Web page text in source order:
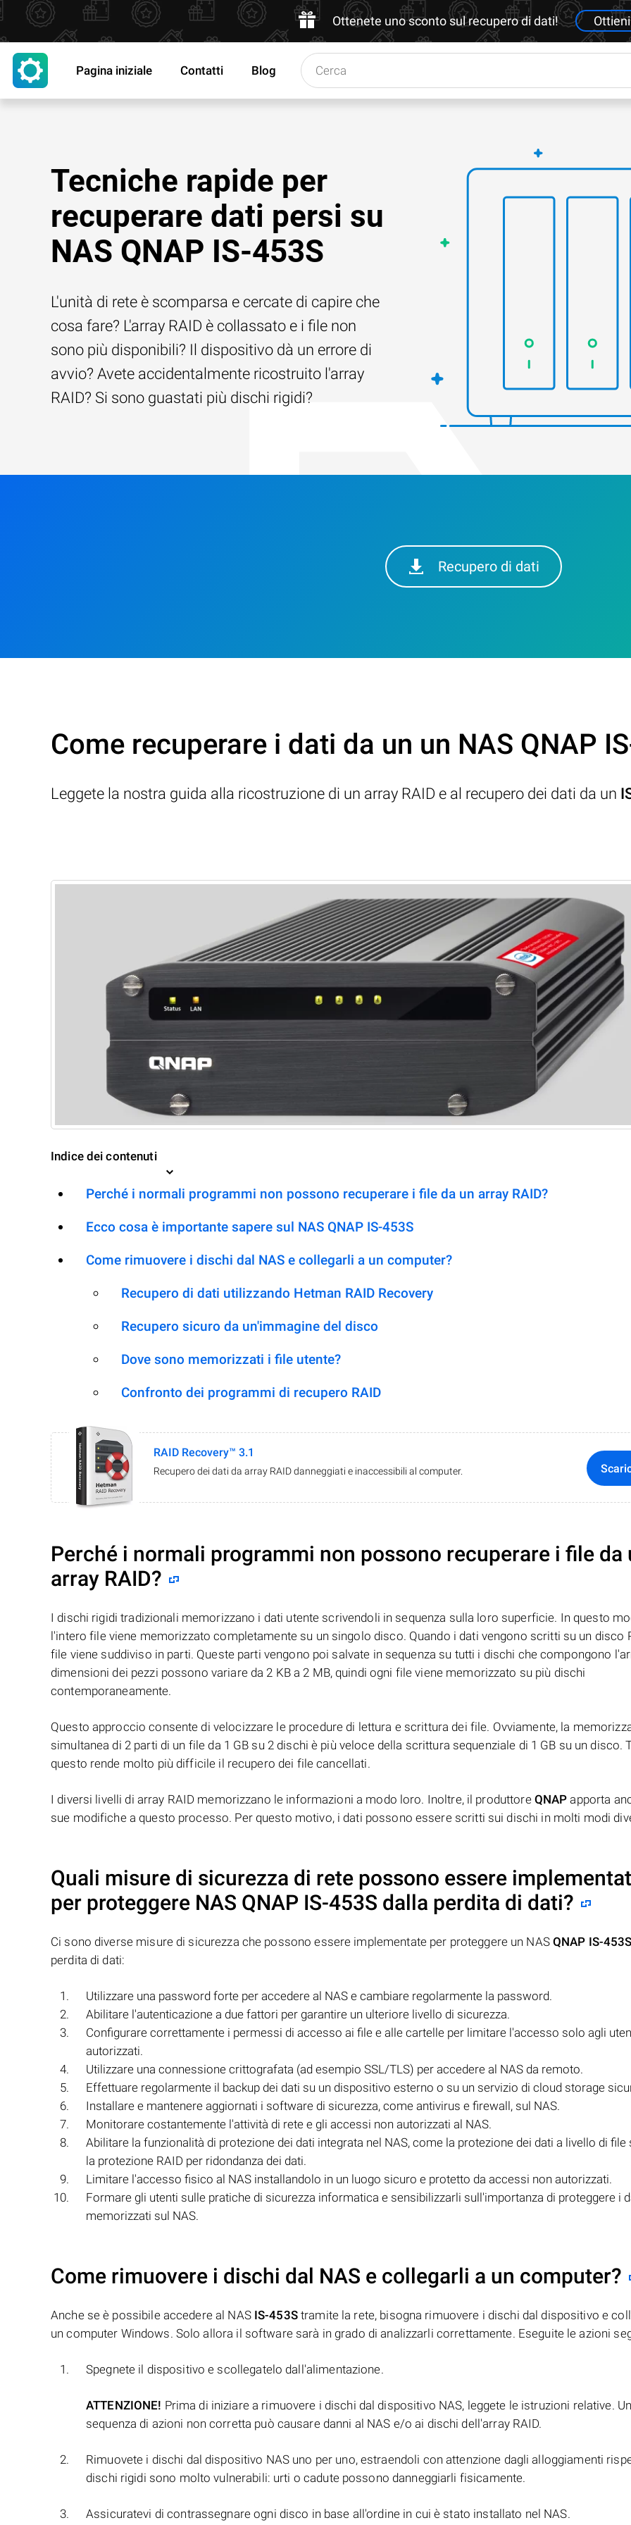
Ottenete uno sconto sul recupero di dati! Ottieni
Pagina iniziale Contatti Blog
Tecniche rapide per
recuperare dati persi su
NAS QNAP IS-453S
L'unità di rete è scomparsa e cercate di capire che
cosa fare? L'array RAID è collassato e i file non
sono più disponibili? Il dispositivo dà un errore di
avvio? Avete accidentalmente ricostruito l'array
RAID? Si sono guastati più dischi rigidi?
Recupero di dati
Come recuperare i dati da un un NAS QNAP
Leggete la nostra guida alla ricostruzione di un array RAID e al recupero dei dati da un
Indice dei contenuti
Perché i normali programmi non possono recuperare i file da un array RAID?
Ecco cosa è importante sapere sul NAS QNAP IS-453S
Come rimuovere i dischi dal NAS e collegarli a un computer?
Recupero di dati utilizzando Hetman RAID Recovery
Recupero sicuro da un'immagine del disco
Dove sono memorizzati i file utente?
Confronto dei programmi di recupero RAID
RAID Recovery™ 3.1
Recupero dei dati da array RAID danneggiati e inaccessibili al computer.
Perché i normali programmi non possono recuperare i file da
array RAID?
I dischi rigidi tradizionali memorizzano i dati utente scrivendoli in sequenza sulla loro superficie. In questo
l'intero file viene memorizzato completamente su un singolo disco. Quando i dati vengono scritti su un disco
file viene suddiviso in parti. Queste parti vengono poi salvate in sequenza su tutti i dischi che compongono
dimensioni dei pezzi possono variare da 2 KB a 2 MB, quindi ogni file viene memorizzato su più dischi
contemporaneamente.
Questo approccio consente di velocizzare le procedure di lettura e scrittura dei file. Ovviamente, la
simultanea di 2 parti di un file da 1 GB su 2 dischi è più veloce della scrittura sequenziale di 1 GB su un disco.
questo rende molto più difficile il recupero dei file cancellati.
I diversi livelli di array RAID memorizzano le informazioni a modo loro. Inoltre, il produttore QNAP apporta
sue modifiche a questo processo. Per questo motivo, i dati possono essere scritti sui dischi in molti modi
Quali misure di sicurezza di rete possono essere
per proteggere NAS QNAP IS-453S dalla perdita di dati?
Ci sono diverse misure di sicurezza che possono essere implementate per proteggere un NAS QNAP IS-453S
perdita di dati:
Utilizzare una password forte per accedere al NAS e cambiare regolarmente la password.
Abilitare l'autenticazione a due fattori per garantire un ulteriore livello di sicurezza.
Configurare correttamente i permessi di accesso ai file e alle cartelle per limitare l'accesso solo agli
autorizzati.
Utilizzare una connessione crittografata (ad esempio SSL/TLS) per accedere al NAS da remoto.
Effettuare regolarmente il backup dei dati su un dispositivo esterno o su un servizio di cloud storage
Installare e mantenere aggiornati i software di sicurezza, come antivirus e firewall, sul NAS.
Monitorare costantemente l'attività di rete e gli accessi non autorizzati al NAS.
Abilitare la funzionalità di protezione dei dati integrata nel NAS, come la protezione dei dati a livello di file
la protezione RAID per ridondanza dei dati.
Limitare l'accesso fisico al NAS installandolo in un luogo sicuro e protetto da accessi non autorizzati.
Formare gli utenti sulle pratiche di sicurezza informatica e sensibilizzarli sull'importanza di proteggere i
memorizzati sul NAS.
Come rimuovere i dischi dal NAS e collegarli a un computer?
Anche se è possibile accedere al NAS IS-453Stramite la rete, bisogna rimuovere i dischi dal dispositivo e
un computer Windows. Solo allora il software sarà in grado di analizzarli correttamente. Eseguite le azioni
Spegnete il dispositivo e scollegatelo dall'alimentazione.
ATTENZIONE! Prima di iniziare a rimuovere i dischi dal dispositivo NAS, leggete le istruzioni relative.
sequenza di azioni non corretta può causare danni al NAS e/o ai dischi dell'array RAID.
Rimuovete i dischi dal dispositivo NAS uno per uno, estraendoli con attenzione dagli alloggiamenti
dischi rigidi sono molto vulnerabili: urti o cadute possono danneggiarli fisicamente.
Assicuratevi di contrassegnare ogni disco in base all'ordine in cui è stato installato nel NAS.